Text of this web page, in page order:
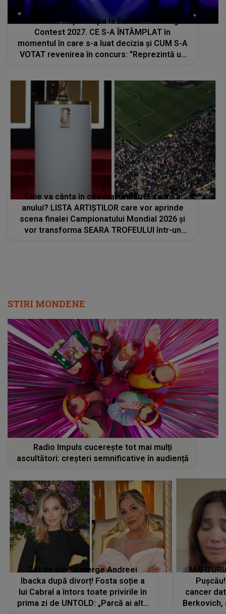
România va participa la Eurovision Song
Contest 2027. CE S-A ÎNTÂMPLAT în
momentul în care s-a luat decizia și CUM S-A
VOTAT revenirea în concurs: "Reprezintă un
Cine va cânta în cea mai urmărită seară a
anului? LISTA ARTIȘTILOR care vor aprinde
scena finalei Campionatului Mondial 2026 și
vor transforma SEARA TROFEULUI într-un
STIRI MONDENE
Radio Impuls cucerește tot mai mulți
ascultători: creșteri semnificative în audiență
Cât de bine îi merge Andreei
Ibacka după divorț! Fosta soție a
lui Cabral a întors toate privirile în
prima zi de UNTOLD: „Parcă ai altă
cancer